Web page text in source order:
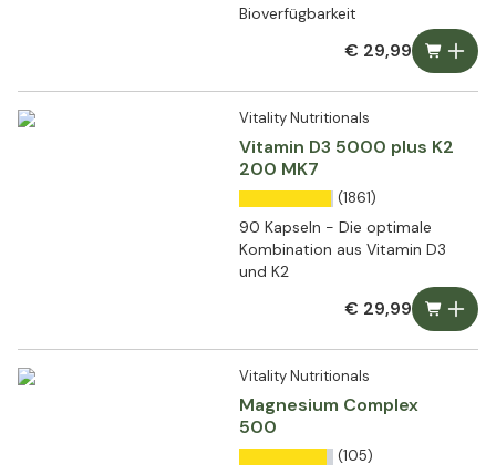
Bioverfügbarkeit
€ 29,99
Vitality Nutritionals
Vitamin D3 5000 plus K2
200 MK7
(1861)
90 Kapseln - Die optimale
Kombination aus Vitamin D3
und K2
€ 29,99
Vitality Nutritionals
Magnesium Complex
500
(105)